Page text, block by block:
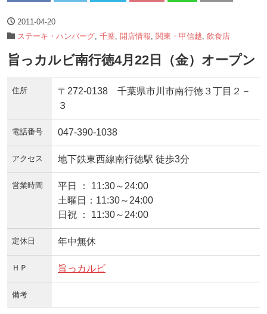
2011-04-20
ステーキ・ハンバーグ 千葉 開店情報 関東・甲信越 飲食店
旨っカルビ南行徳4月22日（金）オープン
住所
〒272-0138 千葉県市川市南行徳３丁目２－
３
電話番号 047-390-1038
アクセス 地下鉄東西線南行徳駅 徒歩3分
営業時間
平日 ： 11:30～24:00
土曜日：11:30～24:00
日祝 ： 11:30～24:00
定休日 年中無休
ＨＰ 旨っカルビ
備考